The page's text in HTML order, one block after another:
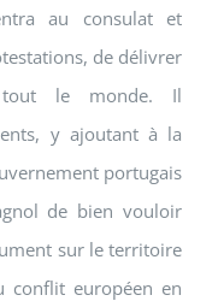
au consulat et
de délivrer
tout le monde. Il
y ajoutant à la
portugais
de bien vouloir
sur le territoire
conflit européen en